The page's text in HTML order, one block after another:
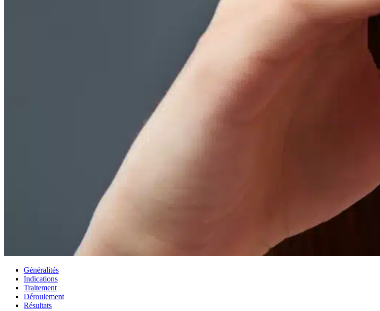
Généralités
Indications
Traitement
Déroulement
Résultats